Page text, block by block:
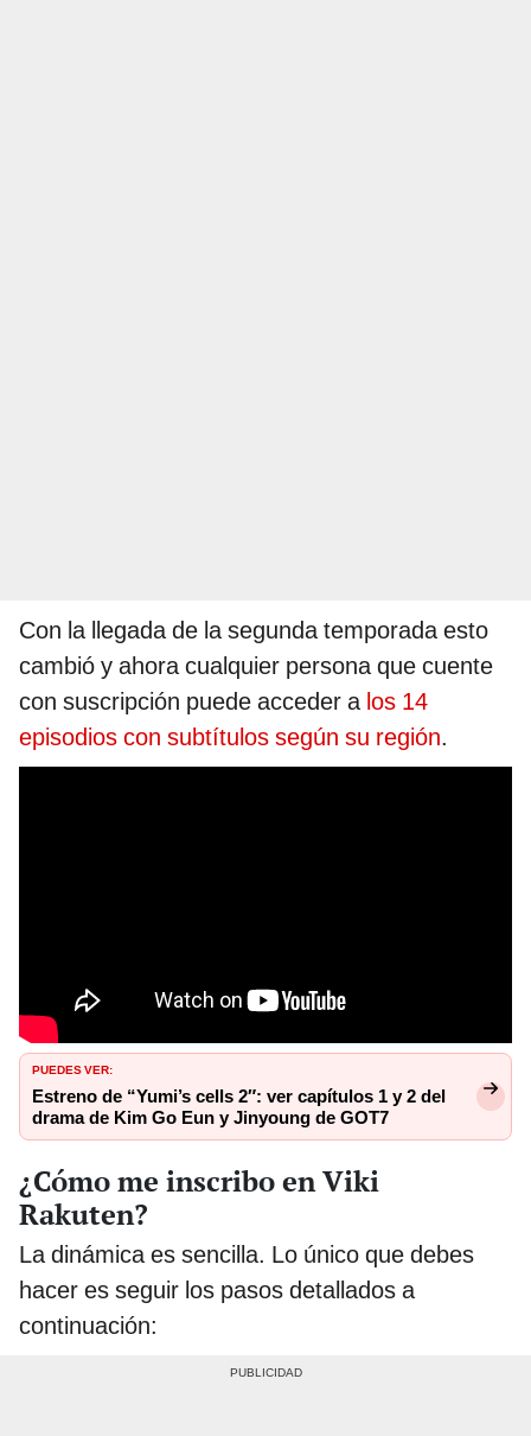
Con la llegada de la segunda temporada esto
cambió y ahora cualquier persona que cuente
con suscripción puede acceder a los 14
episodios con subtítulos según su región.
PUEDES VER:
Estreno de “Yumi’s cells 2″: ver capítulos 1 y 2 del
drama de Kim Go Eun y Jinyoung de GOT7
¿Cómo me inscribo en Viki
Rakuten?
La dinámica es sencilla. Lo único que debes
hacer es seguir los pasos detallados a
continuación: